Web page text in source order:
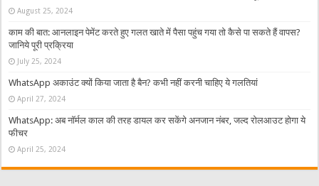
August 25, 2024
काम की बात: आनलाइन पेमेंट करते हुए गलत खाते में पैसा पहुंच गया तो कैसे पा सकते हैं वापस?
जानिये पूरी प्रक्रिया
July 25, 2024
WhatsApp अकाउंट क्यों किया जाता है बैन? कभी नहीं करनी चाहिए ये गलतियां
April 27, 2024
WhatsApp: अब नॉर्मल काल की तरह डायल कर सकेंगे अनजान नंबर, जल्द रोलआउट होगा ये
फीचर
April 25, 2024